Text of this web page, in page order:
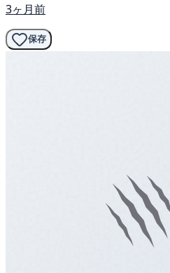
3ヶ月前
保存